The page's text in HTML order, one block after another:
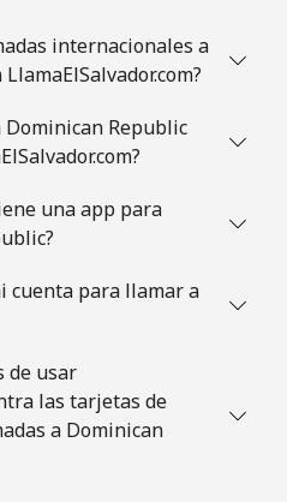
internacionales a
Dominican Republic
una app para
cuenta para llamar a
de usar
las tarjetas de
a Dominican